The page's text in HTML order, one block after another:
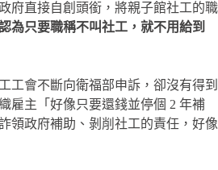
府直接自創頭銜，將親子館社工的職
為只要職稱不叫社工，就不用給到
工會不斷向衛福部申訴，卻沒有得到
雇主「好像只要還錢並停個 2 年補
領政府補助、剝削社工的責任，好像